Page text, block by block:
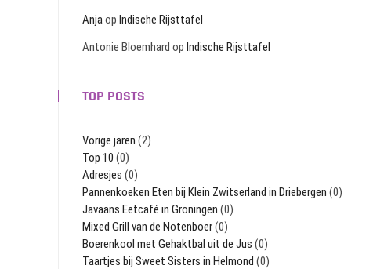
Anjaop Indische Rijsttafel
Antonie Bloemhard op Indische Rijsttafel
TOP POSTS
Vorige jaren (2)
Top 10 (0)
Adresjes (0)
Pannenkoeken Eten bij Klein Zwitserland in Driebergen (0)
Javaans Eetcafé in Groningen (0)
Mixed Grill van de Notenboer(0)
Boerenkool met Gehaktbal uit de Jus (0)
Taartjes bij Sweet Sisters in Helmond (0)